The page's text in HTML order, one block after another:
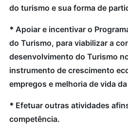
do turismo e sua forma de
* Apoiar e incentivar o
do Turismo, para viabilizar a
desenvolvimento do Turismo
instrumento de crescimento
empregos e melhoria de vida
* Efetuar outras atividades
competência.